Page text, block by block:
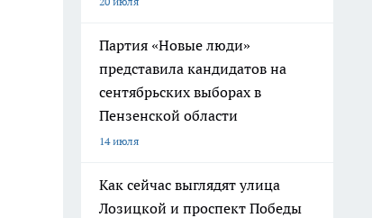
Партия «Новые люди»
представила кандидатов на
сентябрьских выборах в
Пензенской области
14 июля
Как сейчас выглядят улица
Лозицкой и проспект Победы